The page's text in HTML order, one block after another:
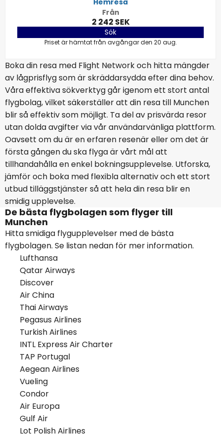
Hemresa
Från
2 242 SEK
Sök
Priset är hämtat från avgångar den 20 aug.
Boka din resa med Flight Network och hitta mängder
av lågprisflyg som är skräddarsydda efter dina behov.
Våra effektiva sökverktyg går igenom ett stort antal
flygbolag, vilket säkerställer att din resa till Munchen
blir så effektiv som möjligt. Ta del av prisvärda resor
utan dolda avgifter via vår användarvänliga plattform.
Oavsett om du är en erfaren resenär eller om det är
första gången du ska flyga är vårt mål att
tillhandahålla en enkel bokningsupplevelse. Utforska,
jämför och boka med flexibla alternativ och ett stort
utbud tilläggstjänster så att hela din resa blir en
smidig upplevelse.
De bästa flygbolagen som flyger till
Munchen
Hitta smidiga flygupplevelser med de bästa
flygbolagen. Se listan nedan för mer information.
Lufthansa
Qatar Airways
Discover
Air China
Thai Airways
Pegasus Airlines
Turkish Airlines
INTL Express Air Charter
TAP Portugal
Aegean Airlines
Vueling
Condor
Air Europa
Gulf Air
Lot Polish Airlines